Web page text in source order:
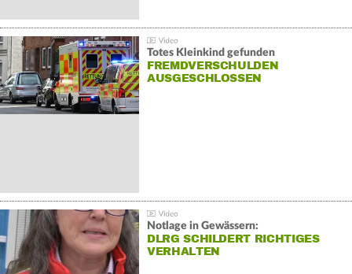
Totes Kleinkind gefunden
FREMDVERSCHULDEN
AUSGESCHLOSSEN
Notlage in Gewässern:
DLRG SCHILDERT RICHTIGES
VERHALTEN